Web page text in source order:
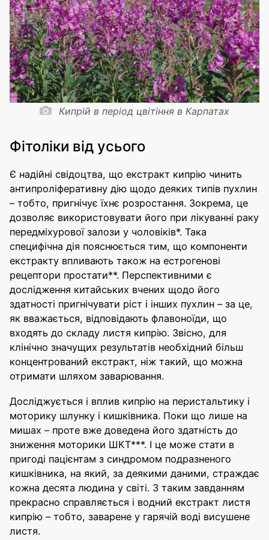
Кипрій в період цвітіння в Карпатах
Фітоліки від усього
Є надійні свідоцтва, що екстракт кипрію чинить
антипроліферативну дію щодо деяких типів пухлин
– тобто, пригнічує їхнє розростання. Зокрема, це
дозволяє використовувати його при лікуванні раку
передміхурової залози у чоловіків*. Така
специфічна дія пояснюється тим, що компоненти
екстракту впливають також на естрогенові
рецептори простати**. Перспективними є
дослідження китайських вчених щодо його
здатності пригнічувати ріст і інших пухлин – за це,
як вважається, відповідають флавоноїди, що
входять до складу листя кипрію. Звісно, для
клінічно значущих результатів необхідний більш
концентрований екстракт, ніж такий, що можна
отримати шляхом заварювання.
Досліджується і вплив кипрію на перистальтику і
моторику шлунку і кишківника. Поки що лише на
мишах – проте вже доведена його здатність до
зниження моторики ШКТ***. І це може стати в
пригоді пацієнтам з синдромом подразненого
кишківника, на який, за деякими даними, страждає
кожна десята людина у світі. З таким завданням
прекрасно справляється і водний екстракт листя
кипрію – тобто, заварене у гарячій воді висушене
листя.